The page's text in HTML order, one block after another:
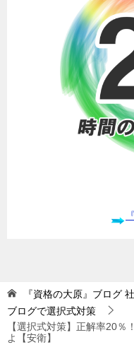
『資格の大原』ブログ
ブログで選択式対策
【選択式対策】正解率20
よ【安衛】